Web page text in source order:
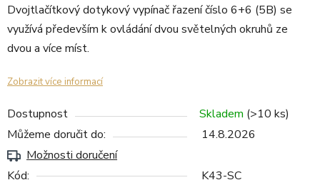
Dvojtlačítkový dotykový vypínač řazení číslo 6+6 (5B) se
využívá především k ovládání dvou světelných okruhů ze
dvou a více míst.
Zobrazit více informací
Dostupnost Skladem (>10 ks)
Můžeme doručit do:
14.8.2026
Možnosti doručení
Kód:
K43-SC